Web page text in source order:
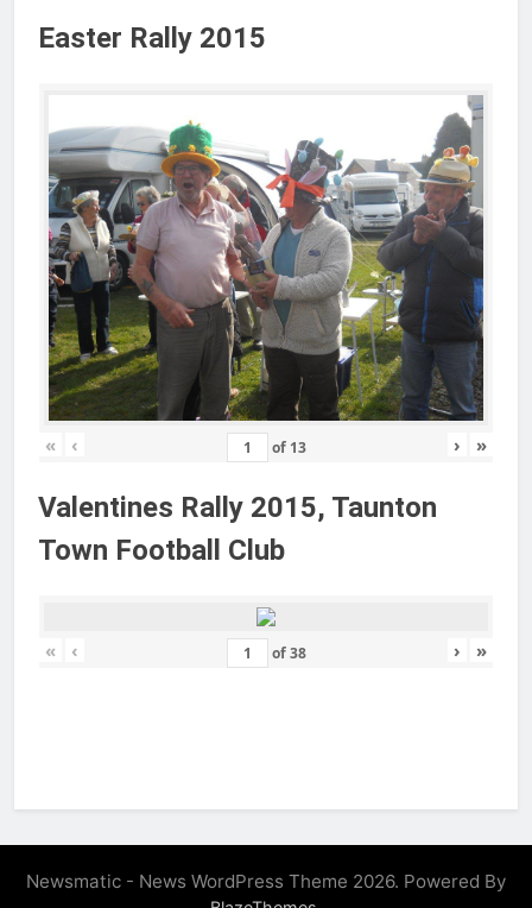
Easter Rally 2015
« ‹ of 13 › »
Valentines Rally 2015, Taunton
Town Football Club
« ‹ of38 › »
Newsmatic - News WordPress Theme 2026. Powered By